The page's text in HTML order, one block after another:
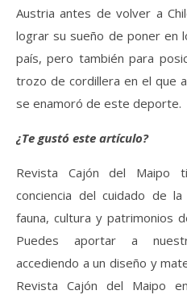
Austria antes de volver a
lograr su sueño de poner en
país, pero también para
trozo de cordillera en el que
se enamoró de este deporte.
¿Te gustó este artículo?
Revista Cajón del Maipo
conciencia del cuidado de
fauna, cultura y patrimonios
Puedes aportar a
accediendo a un diseño y
Revista Cajón del Maipo